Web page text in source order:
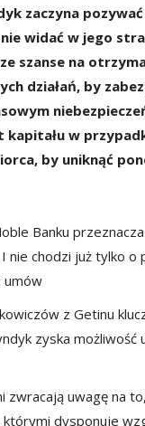
zaczyna
nie widać w jego
szanse na
działań, by
w
by uniknąć
Banku
nie chodzi już tylko
umów
z Getinu
zyska możliwość
zwracają uwagę na
dysponuje